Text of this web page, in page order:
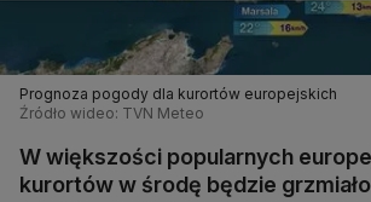
Prognoza pogody dla kurortów europejskich
Źródło wideo: TVN Meteo
W większości popularnych
kurortów w środę będzie grzmiało